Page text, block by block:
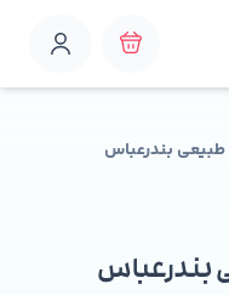
طبیعی بندرعباس
بندرعباس